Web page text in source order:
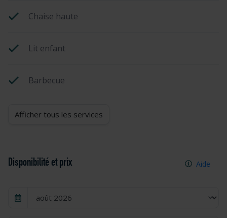
Chaise haute
Lit enfant
Barbecue
Afficher tous les services
Disponibilité et prix Aide